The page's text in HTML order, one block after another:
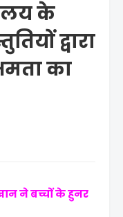
के
द्वारा
का
ने बच्चों के हुनर